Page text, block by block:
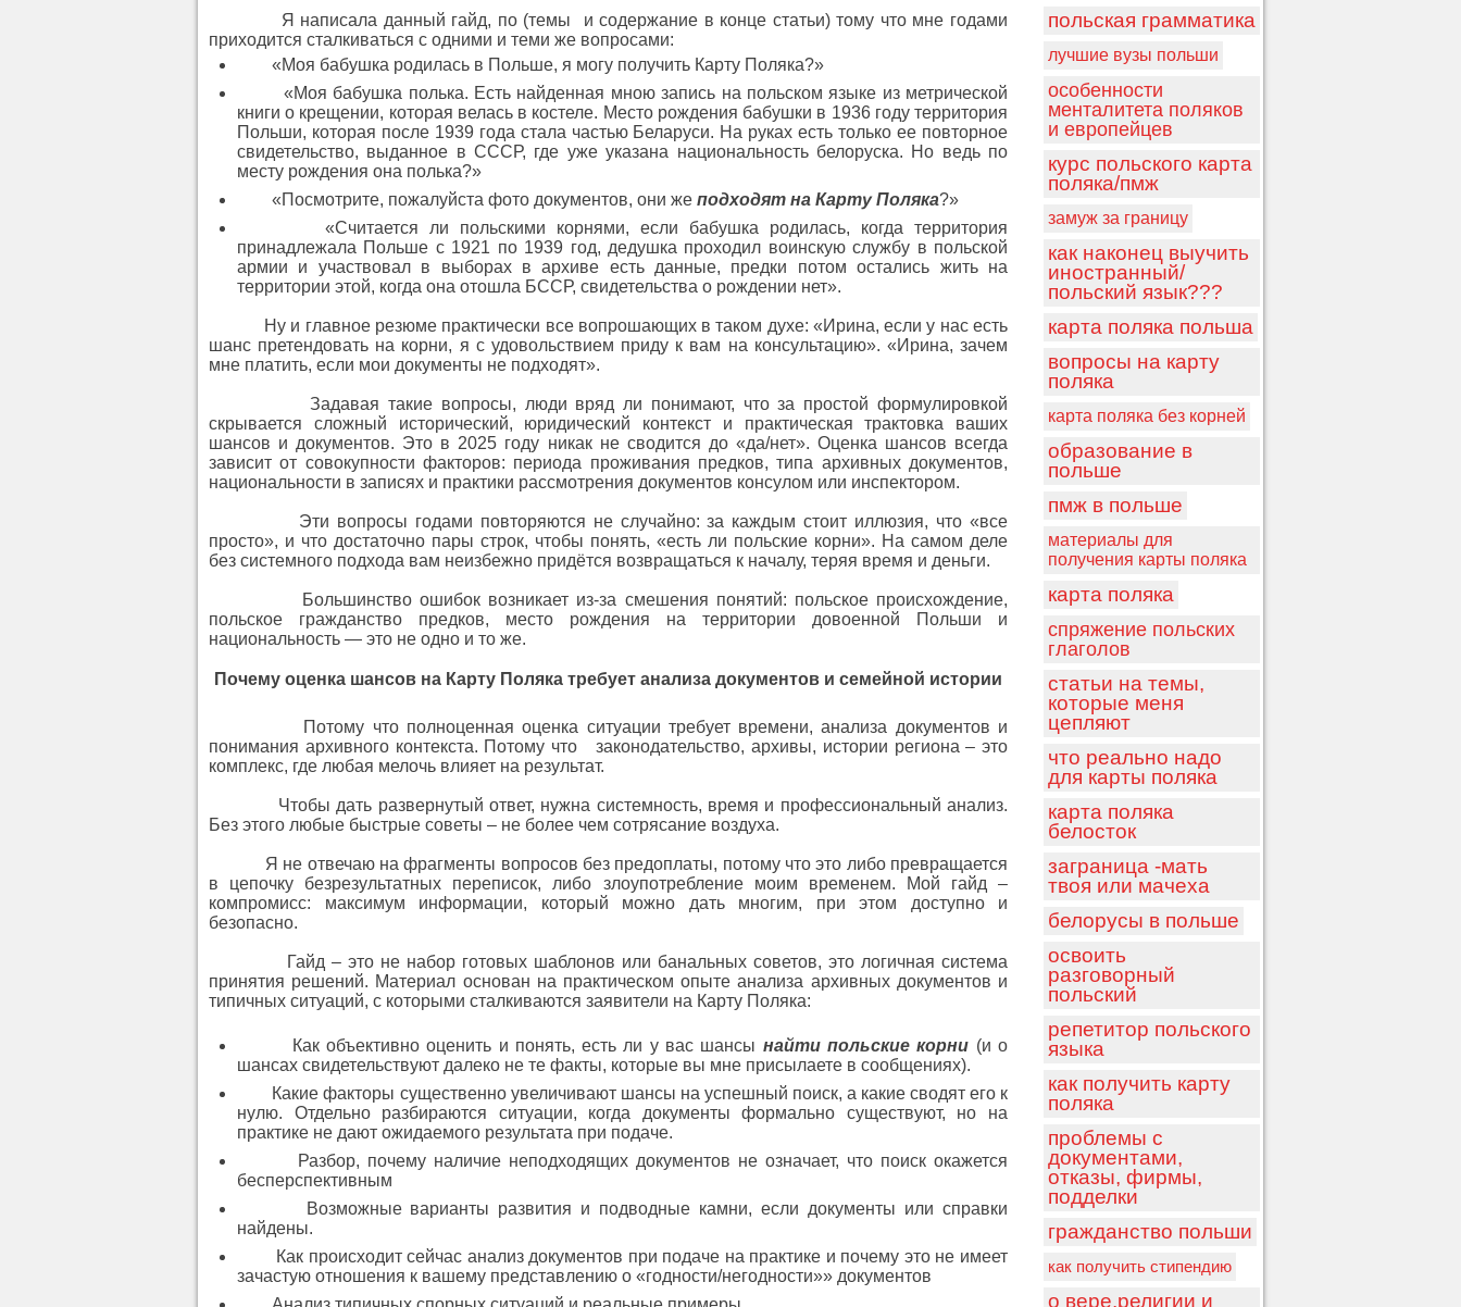
Я написала данный гайд, по (темы и содержание в конце статьи) тому что мне годами
приходится сталкиваться с одними и теми же вопросами:
«Моя бабушка родилась в Польше, я могу получить Карту Поляка?»
«Моя бабушка полька. Есть найденная мною запись на польском языке из метрической
книги о крещении, которая велась в костеле. Место рождения бабушки в 1936 году территория
Польши, которая после 1939 года стала частью Беларуси. На руках есть только ее повторное
свидетельство, выданное в СССР, где уже указана национальность белоруска. Но ведь по
месту рождения она полька?»
«Посмотрите, пожалуйста фото документов, они же подходят на Карту Поляка?»
«Считается ли польскими корнями, если бабушка родилась, когда территория
принадлежала Польше с 1921 по 1939 год, дедушка проходил воинскую службу в польской
армии и участвовал в выборах в архиве есть данные, предки потом остались жить на
территории этой, когда она отошла БССР, свидетельства о рождении нет».
Ну и главное резюме практически все вопрошающих в таком духе: «Ирина, если у нас есть
шанс претендовать на корни, я с удовольствием приду к вам на консультацию». «Ирина, зачем
мне платить, если мои документы не подходят».
Задавая такие вопросы, люди вряд ли понимают, что за простой формулировкой
скрывается сложный исторический, юридический контекст и практическая трактовка ваших
шансов и документов. Это в 2025 году никак не сводится до «да/нет». Оценка шансов всегда
зависит от совокупности факторов: периода проживания предков, типа архивных документов,
национальности в записях и практики рассмотрения документов консулом или инспектором.
Эти вопросы годами повторяются не случайно: за каждым стоит иллюзия, что «все
просто», и что достаточно пары строк, чтобы понять, «есть ли польские корни». На самом деле
без системного подхода вам неизбежно придётся возвращаться к началу, теряя время и деньги.
Большинство ошибок возникает из-за смешения понятий: польское происхождение,
польское гражданство предков, место рождения на территории довоенной Польши и
национальность — это не одно и то же.
Почему оценка шансов на Карту Поляка требует анализа документов и семейной истории
Потому что полноценная оценка ситуации требует времени, анализа документов и
понимания архивного контекста. Потому что законодательство, архивы, истории региона – это
комплекс, где любая мелочь влияет на результат.
Чтобы дать развернутый ответ, нужна системность, время и профессиональный анализ.
Без этого любые быстрые советы – не более чем сотрясание воздуха.
Я не отвечаю на фрагменты вопросов без предоплаты, потому что это либо превращается
в цепочку безрезультатных переписок, либо злоупотребление моим временем. Мой гайд –
компромисс: максимум информации, который можно дать многим, при этом доступно и
безопасно.
Гайд – это не набор готовых шаблонов или банальных советов, это логичная система
принятия решений. Материал основан на практическом опыте анализа архивных документов и
типичных ситуаций, с которыми сталкиваются заявители на Карту Поляка:
Как объективно оценить и понять, есть ли у вас шансы найти польские корни (и о
шансах свидетельствуют далеко не те факты, которые вы мне присылаете в сообщениях).
Какие факторы существенно увеличивают шансы на успешный поиск, а какие сводят его к
нулю. Отдельно разбираются ситуации, когда документы формально существуют, но на
практике не дают ожидаемого результата при подаче.
Разбор, почему наличие неподходящих документов не означает, что поиск окажется
бесперспективным
Возможные варианты развития и подводные камни, если документы или справки
найдены.
Как происходит сейчас анализ документов при подаче на практике и почему это не имеет
зачастую отношения к вашему представлению о «годности/негодности»» документов
польская грамматика
лучшие вузы польши
особенности
менталитета поляков
и европейцев
курс польского карта
поляка/пмж
замуж за границу
как наконец выучить
иностранный/
польский язык???
карта поляка польша
вопросы на карту
поляка
карта поляка без корней
образование в
польше
пмж в польше
материалы для
получения карты поляка
карта поляка
спряжение польских
глаголов
статьи на темы,
которые меня
цепляют
что реально надо
для карты поляка
карта поляка
белосток
заграница -мать
твоя или мачеха
белорусы в польше
освоить
разговорный
польский
репетитор польского
языка
как получить карту
поляка
проблемы с
документами,
отказы, фирмы,
подделки
гражданство польши
как получить стипендию
о вере,религии и